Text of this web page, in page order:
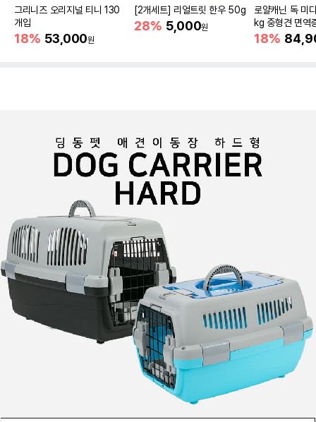
그리니즈 오리지널 티니 130
개입
18% 53,000원
[2개세트] 리얼트릿 한우 50g
28% 5,000원
로얄캐닌 독 미
kg 중형견 면역
18%